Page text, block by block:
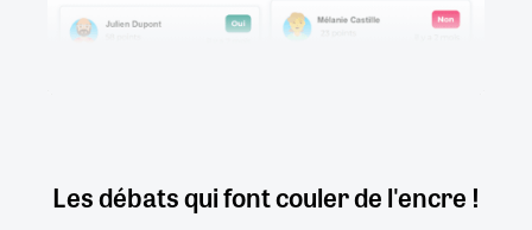
Les débats qui font couler de l'encre !